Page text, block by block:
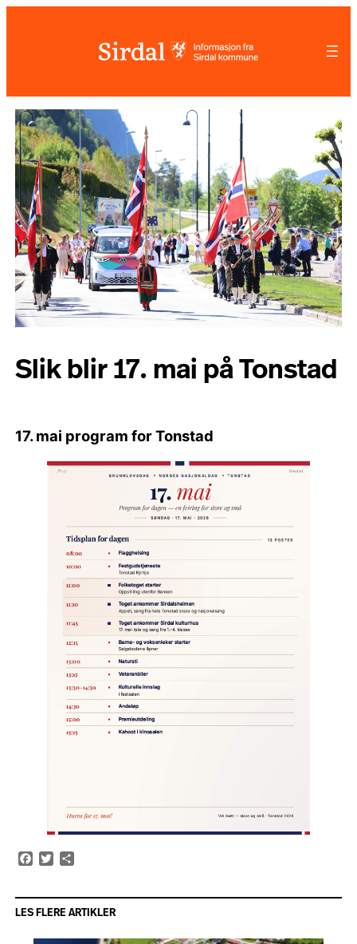
Slik blir 17. mai på Tonstad
17. mai program for Tonstad
Facebook
Twitter
LES FLERE ARTIKLER